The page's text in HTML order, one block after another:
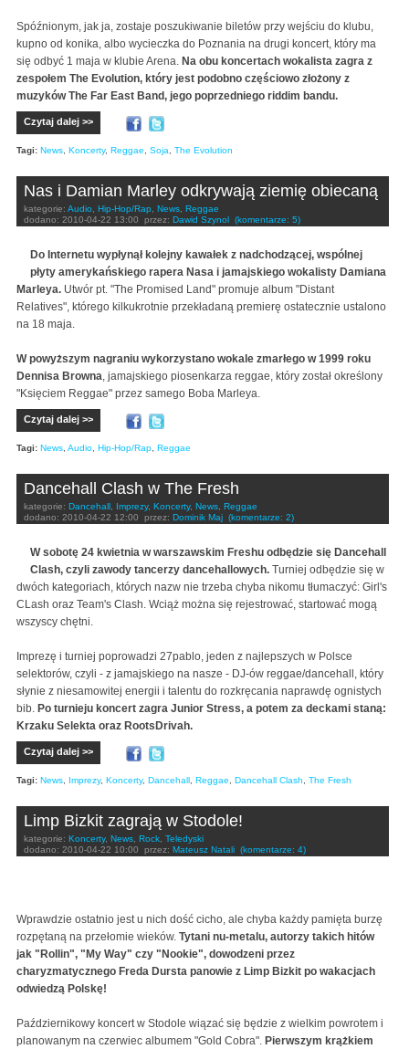
Spóźnionym, jak ja, zostaje poszukiwanie biletów przy wejściu do klubu,
kupno od konika, albo wycieczka do Poznania na drugi koncert, który ma
się odbyć 1 maja w klubie Arena. Na obu koncertach wokalista zagra z
zespołem The Evolution, który jest podobno częściowo złożony z
muzyków The Far East Band, jego poprzedniego riddim bandu.
Czytaj dalej >>
Tagi: News, Koncerty, Reggae, Soja, The Evolution
Nas i Damian Marley odkrywają ziemię obiecaną
kategorie: Audio, Hip-Hop/Rap, News, Reggae
dodano: 2010-04-22 13:00 przez: Dawid Szynol (komentarze: 5)
Do Internetu wypłynął kolejny kawałek z nadchodzącej, wspólnej
płyty amerykańskiego rapera Nasa i jamajskiego wokalisty Damiana
Marleya. Utwór pt. "The Promised Land" promuje album "Distant
Relatives", którego kilkukrotnie przekładaną premierę ostatecznie ustalono
na 18 maja.
W powyższym nagraniu wykorzystano wokale zmarłego w 1999 roku
Dennisa Browna, jamajskiego piosenkarza reggae, który został określony
"Księciem Reggae" przez samego Boba Marleya.
Czytaj dalej >>
Tagi: News, Audio, Hip-Hop/Rap, Reggae
Dancehall Clash w The Fresh
kategorie: Dancehall , Imprezy, Koncerty, News, Reggae
dodano: 2010-04-22 12:00 przez: Dominik Maj (komentarze: 2)
W sobotę 24 kwietnia w warszawskim Freshu odbędzie się Dancehall
Clash, czyli zawody tancerzy dancehallowych. Turniej odbędzie się w
dwóch kategoriach, których nazw nie trzeba chyba nikomu tłumaczyć: Girl's
CLash oraz Team's Clash. Wciąż można się rejestrować, startować mogą
wszyscy chętni.
Imprezę i turniej poprowadzi 27pablo, jeden z najlepszych w Polsce
selektorów, czyli - z jamajskiego na nasze - DJ-ów reggae/dancehall, który
słynie z niesamowitej energii i talentu do rozkręcania naprawdę ognistych
bib. Po turnieju koncert zagra Junior Stress, a potem za deckami staną:
Krzaku Selekta oraz RootsDrivah.
Czytaj dalej >>
Tagi: News, Imprezy, Koncerty, Dancehall , Reggae, Dancehall Clash, The Fresh
Limp Bizkit zagrają w Stodole!
kategorie: Koncerty, News, Rock, Teledyski
dodano: 2010-04-22 10:00 przez: Mateusz Natali (komentarze: 4)
Wprawdzie ostatnio jest u nich dość cicho, ale chyba każdy pamięta burzę
rozpętaną na przełomie wieków. Tytani nu-metalu, autorzy takich hitów
jak "Rollin", "My Way" czy "Nookie", dowodzeni przez
charyzmatycznego Freda Dursta panowie z Limp Bizkit po wakacjach
odwiedzą Polskę!
Październikowy koncert w Stodole wiązać się będzie z wielkim powrotem i
planowanym na czerwiec albumem "Gold Cobra". Pierwszym krążkiem